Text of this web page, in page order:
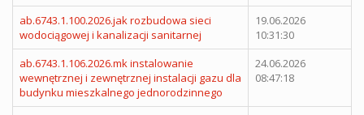
ab.6743.1.100.2026.jak rozbudowa sieci
wodociągowej i kanalizacji sanitarnej
19.06.2026
10:31:30
ab.6743.1.106.2026.mk instalowanie
wewnętrznej i zewnętrznej instalacji gazu dla
budynku mieszkalnego jednorodzinnego
24.06.2026
08:47:18